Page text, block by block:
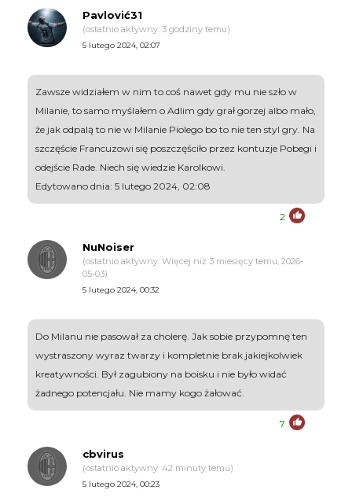
Pavlović31
(ostatnio aktywny: 3 godziny temu)
5 lutego 2024, 02:07
Zawsze widziałem w nim to coś nawet gdy mu nie szło w
Milanie, to samo myślałem o Adlim gdy grał gorzej albo mało,
że jak odpalą to nie w Milanie Piolego bo to nie ten styl gry. Na
szczęście Francuzowi się poszczęściło przez kontuzje Pobegi i
odejście Rade. Niech się wiedzie Karolkowi.
Edytowano dnia: 5 lutego 2024, 02:08
2
NuNoiser
(ostatnio aktywny: Więcej niż 3 miesięcy temu, 2026-
05-03)
5 lutego 2024, 00:32
Do Milanu nie pasował za cholerę. Jak sobie przypomnę ten
wystraszony wyraz twarzy i kompletnie brak jakiejkolwiek
kreatywności. Był zagubiony na boisku i nie było widać
żadnego potencjału. Nie mamy kogo żałować.
7
cbvirus
(ostatnio aktywny: 42 minuty temu)
5 lutego 2024, 00:23